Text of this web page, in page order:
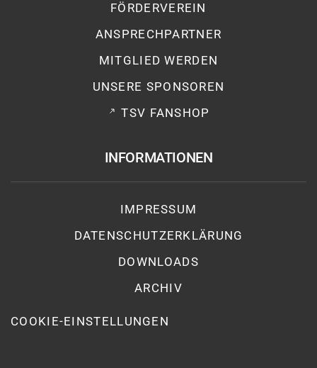
FÖRDERVEREIN
ANSPRECHPARTNER
MITGLIED WERDEN
UNSERE SPONSOREN
TSV FANSHOP
INFORMATIONEN
IMPRESSUM
DATENSCHUTZ­ERKLÄRUNG
DOWNLOADS
ARCHIV
COOKIE-EINSTELLUNGEN